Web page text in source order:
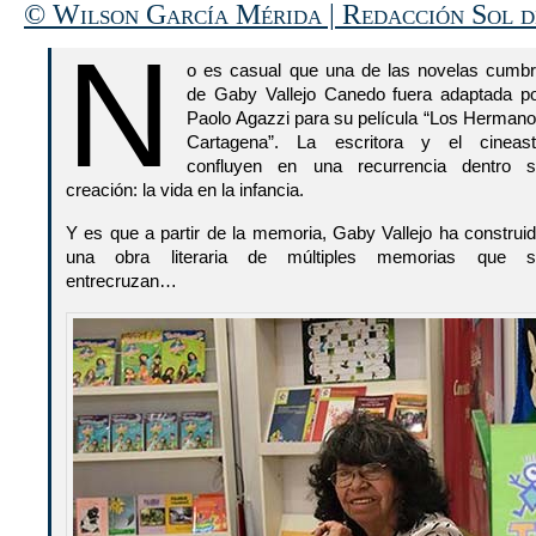
© Wilson García Mérida | Redacción Sol
N
o es casual que una de las novelas
de Gaby Vallejo Canedo fuera adaptada
Paolo Agazzi para su película “Los
Cartagena”. La escritora y el
confluyen en una recurrencia dentro
creación: la vida en la infancia.
Y es que a partir de la memoria, Gaby Vallejo ha
una obra literaria de múltiples memorias que
entrecruzan…